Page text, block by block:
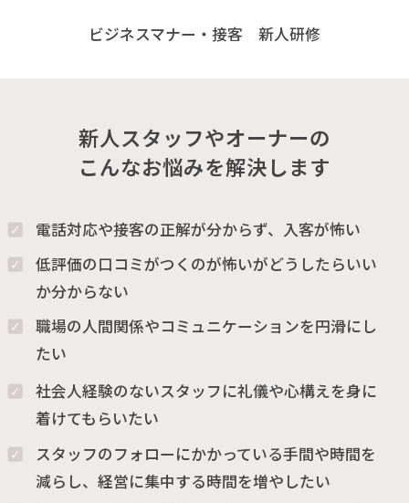
ビジネスマナー・接客 新人研修
新人スタッフやオーナーの
こんなお悩みを解決します
電話対応や接客の正解が分からず、入客が怖い
低評価の口コミがつくのが怖いがどうしたらいい
か分からない
職場の人間関係やコミュニケーションを円滑にし
たい
社会人経験のないスタッフに礼儀や心構えを身に
着けてもらいたい
スタッフのフォローにかかっている手間や時間を
減らし、経営に集中する時間を増やしたい